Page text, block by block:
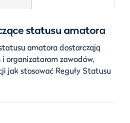
statusu amatora
amatora dostarczają
organizatorom zawodów,
jak stosować Reguły Statusu